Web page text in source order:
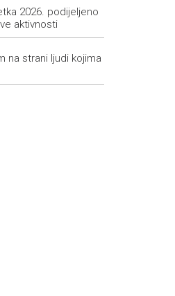
2026. podijeljeno
aktivnosti
na strani ljudi kojima